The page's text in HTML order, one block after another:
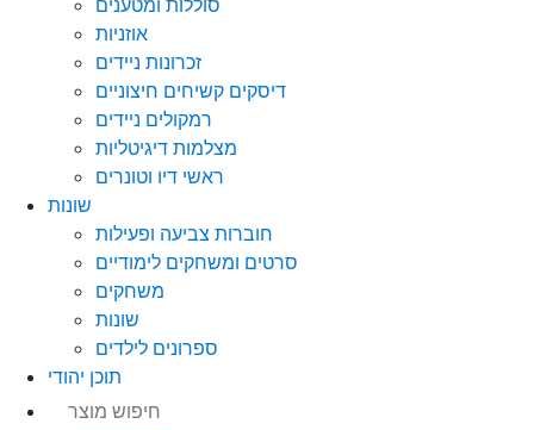
אוזניות
זכרונות ניידים
דיסקים קשיחים חיצוניים
רמקולים ניידים
מצלמות דיגיטליות
ראשי דיו וטונרים
שונות
חוברות צביעה ופעילות
סרטים ומשחקים לימודיים
משחקים
שונות
ספרונים לילדים
תוכן יהודי